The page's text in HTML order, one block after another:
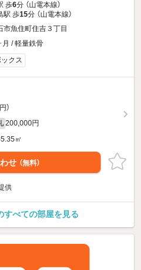
歩6分 （山電本線）
駅 歩15分 （山電本線）
市魚住町住吉３丁目
/ 軽量鉄骨
クス
）
200,000円
㎡
せ （無料）
供
すべての部屋を見る